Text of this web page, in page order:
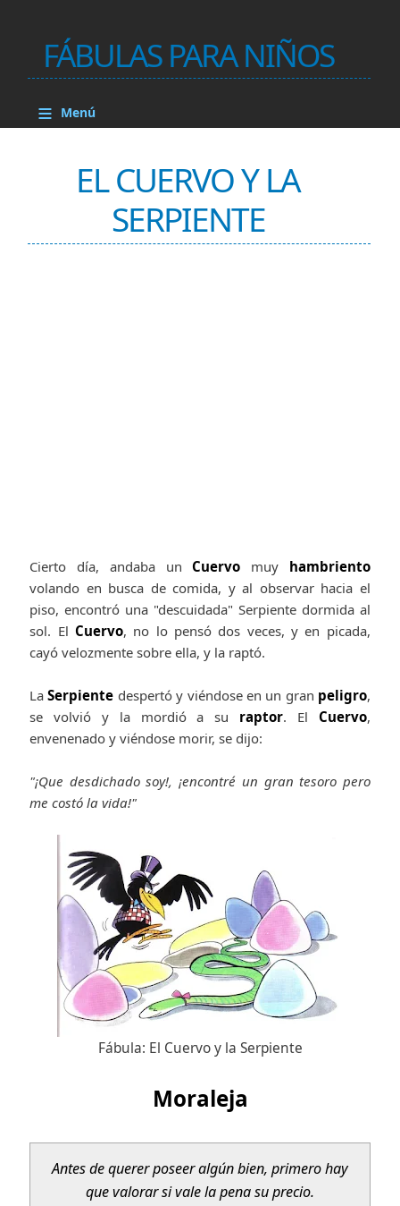
FÁBULAS PARA NIÑOS
≡ Menú
EL CUERVO Y LA
SERPIENTE
Cierto día, andaba un Cuervo muy hambriento
volando en busca de comida, y al observar hacia el
piso, encontró una "descuidada" Serpiente dormida al
sol. El Cuervo, no lo pensó dos veces, y en picada,
cayó velozmente sobre ella, y la raptó.
LaSerpiente despertó y viéndose en un gran peligro,
se volvió y la mordió a su raptor. El Cuervo,
envenenado y viéndose morir, se dijo:
"¡Que desdichado soy!, ¡encontré un gran tesoro pero
me costó la vida!"
Fábula: El Cuervo y la Serpiente
Moraleja
Antes de querer poseer algún bien, primero hay
que valorar si vale la pena su precio.